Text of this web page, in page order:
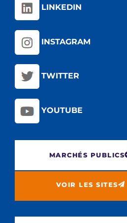
LINKEDIN
INSTAGRAM
TWITTER
YOUTUBE
MARCHÉS PUBLICS
VOIR LES SITES